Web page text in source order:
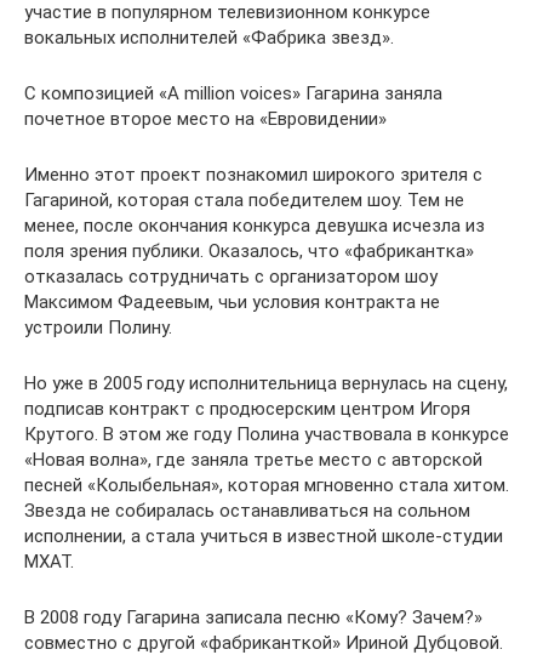
участие в популярном телевизионном конкурсе
вокальных исполнителей «Фабрика звезд».
С композицией «A million voices» Гагарина заняла
почетное второе место на «Евровидении»
Именно этот проект познакомил широкого зрителя с
Гагариной, которая стала победителем шоу. Тем не
менее, после окончания конкурса девушка исчезла из
поля зрения публики. Оказалось, что «фабрикантка»
отказалась сотрудничать с организатором шоу
Максимом Фадеевым, чьи условия контракта не
устроили Полину.
Но уже в 2005 году исполнительница вернулась на сцену,
подписав контракт с продюсерским центром Игоря
Крутого. В этом же году Полина участвовала в конкурсе
«Новая волна», где заняла третье место с авторской
песней «Колыбельная», которая мгновенно стала хитом.
Звезда не собиралась останавливаться на сольном
исполнении, а стала учиться в известной школе-студии
МХАТ.
В 2008 году Гагарина записала песню «Кому? Зачем?»
совместно с другой «фабриканткой» Ириной Дубцовой.